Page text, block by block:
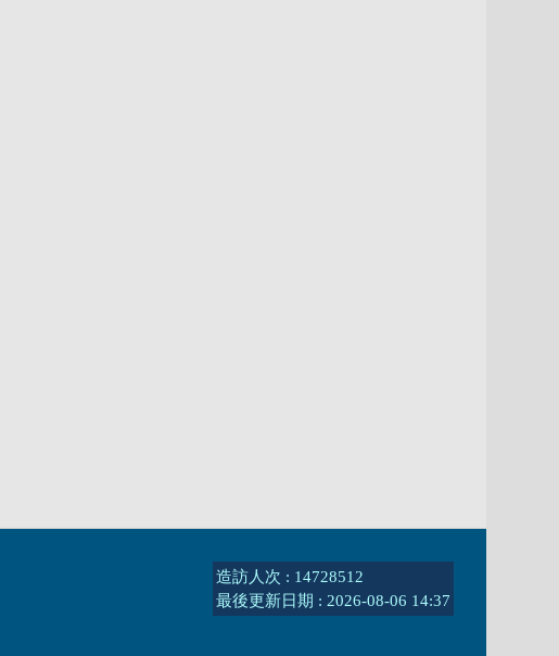
造訪人次 : 14728512
最後更新日期 : 2026-08-06 14:37